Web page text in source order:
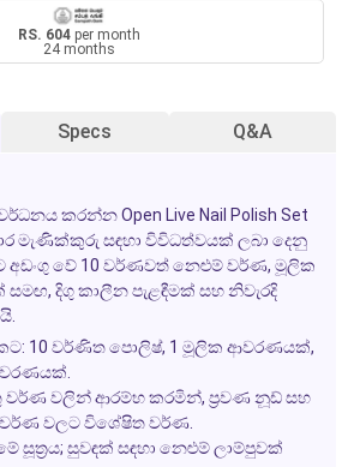
RS. 604 per month
24 months
Specs Q&A
කරන්නOpen Live Nail Polish Set
මැණික්කුරු සඳහා විවිධත්වයක් ලබා දෙනු
අඩංගු වේ 10 වර්ණවත් නෙළුම් වර්ණ, මූලික
දිගු කාලීන පැළඳීමක් සහ නිවැරදි
කට: 10 වර්ණිත පොලිෂ්, 1 මූලික ආවරණයක්,
වර්ණ වලින් ආරම්භ කරමින්, ප්‍රවණ නූඩ් සහ
වර්ණ වලට විශේෂිත වර්ණ.
සූත්‍රය; සුවඳක් සඳහා නෙළුම් ලාම්පුවක්